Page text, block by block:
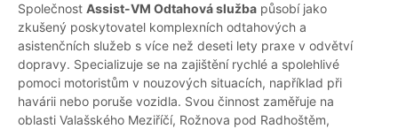
Společnost Assist-VM Odtahová služba působí jako
zkušený poskytovatel komplexních odtahových a
asistenčních služeb s více než deseti lety praxe v odvětví
dopravy. Specializuje se na zajištění rychlé a spolehlivé
pomoci motoristům v nouzových situacích, například při
havárii nebo poruše vozidla. Svou činnost zaměřuje na
oblasti Valašského Meziříčí, Rožnova pod Radhoštěm,